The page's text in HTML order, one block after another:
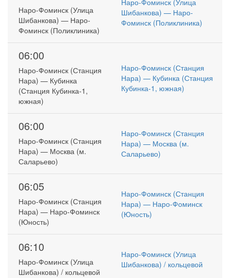
Наро-Фоминск (Улица
Шибанкова) — Наро-
Фоминск (Поликлиника)
Наро-Фоминск (Улица
Шибанкова) — Наро-
Фоминск (Поликлиника)
06:00
Наро-Фоминск (Станция
Нара) — Кубинка
(Станция Кубинка-1,
южная)
Наро-Фоминск (Станция
Нара) — Кубинка (Станция
Кубинка-1, южная)
06:00
Наро-Фоминск (Станция
Нара) — Москва (м.
Саларьево)
Наро-Фоминск (Станция
Нара) — Москва (м.
Саларьево)
06:05
Наро-Фоминск (Станция
Нара) — Наро-Фоминск
(Юность)
Наро-Фоминск (Станция
Нара) — Наро-Фоминск
(Юность)
06:10
Наро-Фоминск (Улица
Шибанкова) / кольцевой
Наро-Фоминск (Улица
Шибанкова) / кольцевой